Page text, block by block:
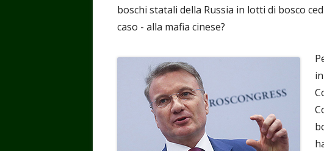
boschi statali della Russia in lotti di bosco
caso - alla mafia cinese?